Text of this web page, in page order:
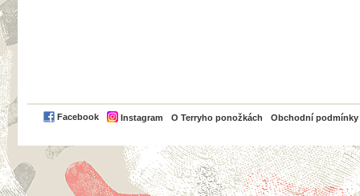
Facebook Instagram O Terryho ponožkách Obchodní podmínky
PayPal